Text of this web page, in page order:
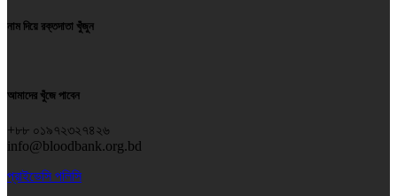
নাম দিয়ে রক্তদাতা খুঁজুন
আমাদের খুঁজে পাবেন
+৮৮ ০১৯৭২৩২৭৪২৬
info@bloodbank.org.bd
প্রাইভেসি পলিসি